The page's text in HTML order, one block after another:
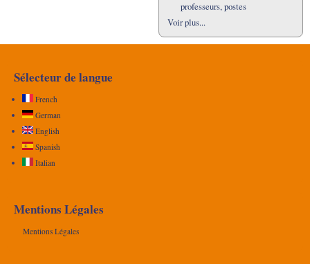
professeurs, postes
Voir plus...
Sélecteur de langue
French
German
English
Spanish
Italian
Mentions Légales
Mentions Légales